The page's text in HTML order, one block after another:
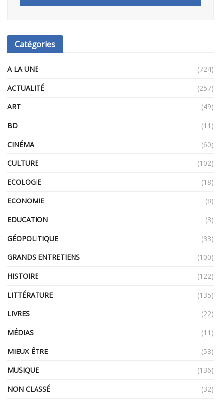
Catégories
A LA UNE
(724)
ACTUALITÉ
(257)
ART
(49)
BD
(11)
CINÉMA
(60)
CULTURE
(102)
ECOLOGIE
(18)
ECONOMIE
(8)
EDUCATION
(3)
GÉOPOLITIQUE
(33)
GRANDS ENTRETIENS
(100)
HISTOIRE
(122)
LITTÉRATURE
(135)
LIVRES
(22)
MÉDIAS
(11)
MIEUX-ÊTRE
(53)
MUSIQUE
(136)
NON CLASSÉ
(32)